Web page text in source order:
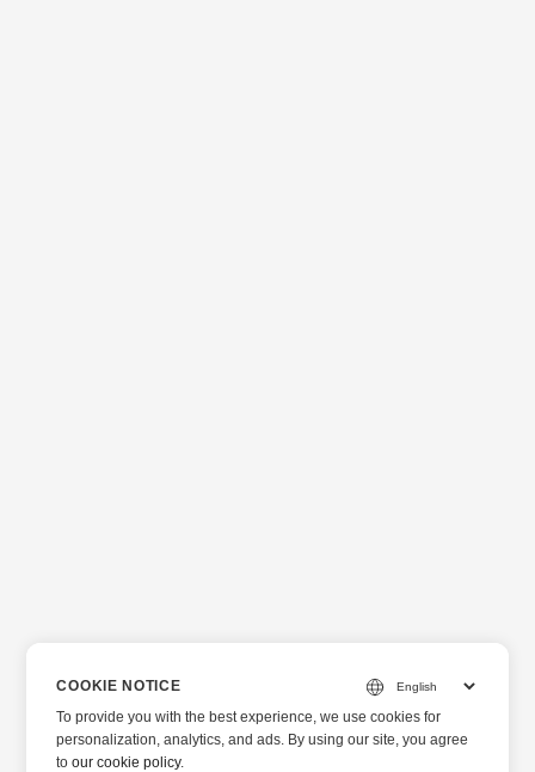
COOKIE NOTICE
To provide you with the best experience, we use cookies for
personalization, analytics, and ads. By using our site, you agree
toour cookie policy.